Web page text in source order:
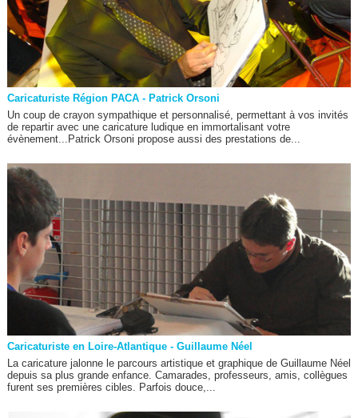
Caricaturiste Région PACA - Patrick Orsoni
Un coup de crayon sympathique et personnalisé, permettant à vos invités
de repartir avec une caricature ludique en immortalisant votre
évènement...Patrick Orsoni propose aussi des prestations de...
Caricaturiste en Loire-Atlantique - Guillaume Néel
La caricature jalonne le parcours artistique et graphique de Guillaume Néel
depuis sa plus grande enfance. Camarades, professeurs, amis, collègues
furent ses premières cibles. Parfois douce,...